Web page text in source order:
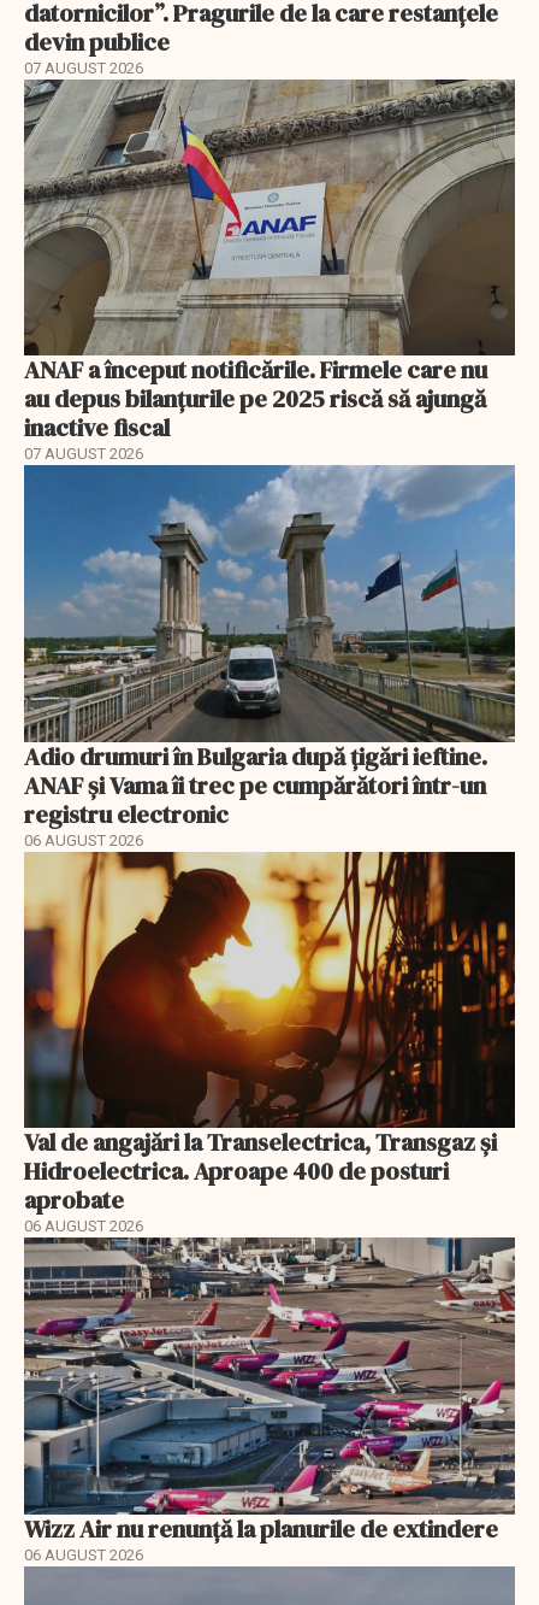
datornicilor”. Pragurile de la care restanțele
devin publice
07 AUGUST 2026
ANAF a început notificările. Firmele care nu
au depus bilanțurile pe 2025 riscă să ajungă
inactive fiscal
07 AUGUST 2026
Adio drumuri în Bulgaria după țigări ieftine.
ANAF și Vama îi trec pe cumpărători într-un
registru electronic
06 AUGUST 2026
Val de angajări la Transelectrica, Transgaz și
Hidroelectrica. Aproape 400 de posturi
aprobate
06 AUGUST 2026
Wizz Air nu renunță la planurile de extindere
06 AUGUST 2026